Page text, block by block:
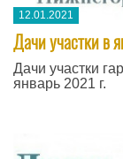
12.01.2021
Дачи участки в
Дачи участки
январь 2021 г.